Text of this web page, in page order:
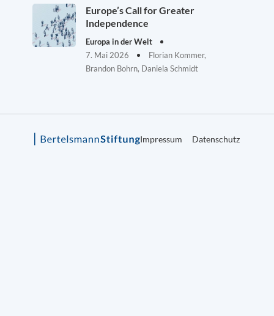
Europe’s Call for Greater
Independence
Europa in der Welt
7. Mai 2026
Florian Kommer,
Brandon Bohrn, Daniela Schmidt
Impressum Datenschutz